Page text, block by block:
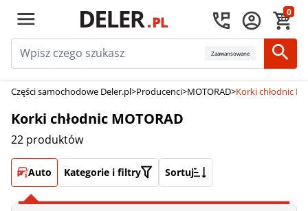
0
Zaawansowane
Części samochodowe Deler.pl>Producenci>MOTORAD>Korki chłodnic
Korki chłodnic MOTORAD
22 produktów
Auto Kategorie i filtry Sortuj